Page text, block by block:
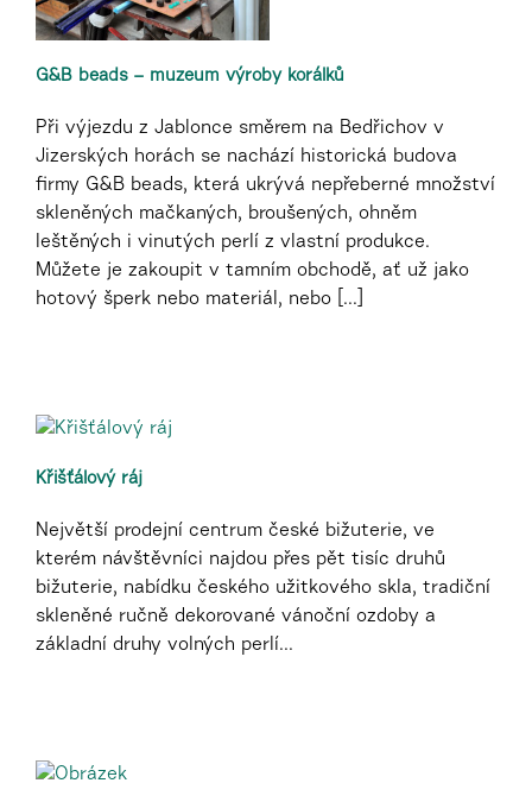
G&B beads – muzeum výroby korálků
Při výjezdu z Jablonce směrem na Bedřichov v
Jizerských horách se nachází historická budova
firmy G&B beads, která ukrývá nepřeberné množství
skleněných mačkaných, broušených, ohněm
leštěných i vinutých perlí z vlastní produkce.
Můžete je zakoupit v tamním obchodě, ať už jako
hotový šperk nebo materiál, nebo [...]
Křišťálový ráj
Největší prodejní centrum české bižuterie, ve
kterém návštěvníci najdou přes pět tisíc druhů
bižuterie, nabídku českého užitkového skla, tradiční
skleněné ručně dekorované vánoční ozdoby a
základní druhy volných perlí...